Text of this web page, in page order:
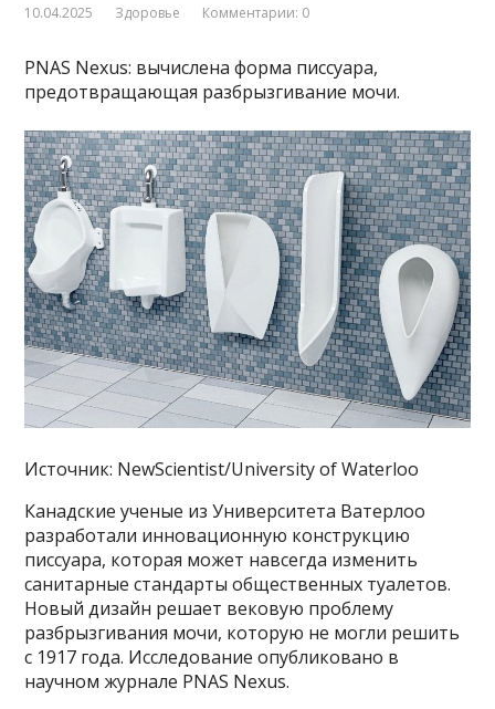
10.04.2025 Здоровье Комментарии: 0
PNAS Nexus: вычислена форма писсуара,
предотвращающая разбрызгивание мочи.
Источник: NewScientist/University of Waterloo
Канадские ученые из Университета Ватерлоо
разработали инновационную конструкцию
писсуара, которая может навсегда изменить
санитарные стандарты общественных туалетов.
Новый дизайн решает вековую проблему
разбрызгивания мочи, которую не могли решить
с 1917 года. Исследование опубликовано в
научном журнале PNAS Nexus.